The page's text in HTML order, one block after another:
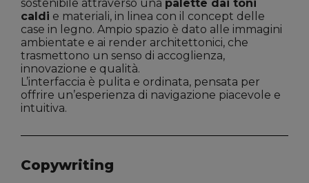
sostenibile attraverso una palette dai toni
caldi e materiali, in linea con il concept delle
case in legno. Ampio spazio è dato alle immagini
ambientate e ai render architettonici, che
trasmettono un senso di accoglienza,
innovazione e qualità.
L’interfaccia è pulita e ordinata, pensata per
offrire un’esperienza di navigazione piacevole e
intuitiva.
Copywriting